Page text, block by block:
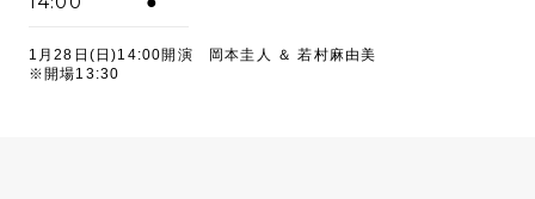
1月28日(日)14:00開演 岡本圭人 ＆ 若村麻由美
※開場13:30